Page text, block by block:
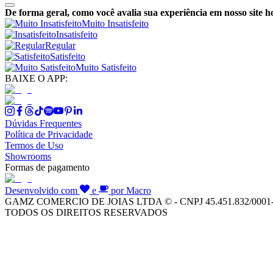
De forma geral, como você avalia sua experiência em nosso site
Muito Insatisfeito
Insatisfeito
Regular
Satisfeito
Muito Satisfeito
BAIXE O APP:
Dúvidas Frequentes
Política de Privacidade
Termos de Uso
Showrooms
Formas de pagamento
Desenvolvido com e
por Macro
GAMZ COMERCIO DE JOIAS LTDA © - CNPJ 45.451.832/
TODOS OS DIREITOS RESERVADOS